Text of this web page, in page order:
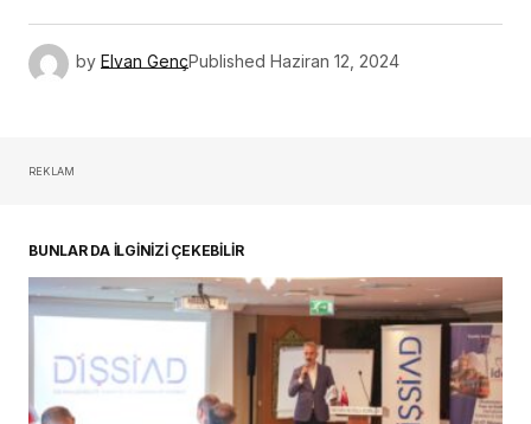
by Elvan GençPublished Haziran 12, 2024
REKLAM
BUNLAR DA İLGİNİZİ ÇEKEBİLİR